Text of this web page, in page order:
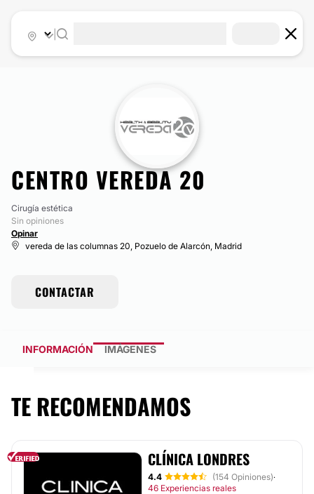
CENTRO VEREDA 20
Cirugía estética
Sin opiniones
Opinar
vereda de las columnas 20, Pozuelo de Alarcón, Madrid
CONTACTAR
INFORMACIÓN IMÁGENES
TE RECOMENDAMOS
CLÍNICA LONDRES
4.4 (154 Opiniones)·
46 Experiencias reales